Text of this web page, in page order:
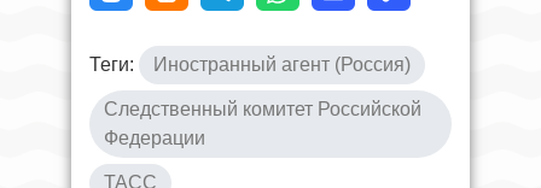
Теги: Иностранный агент (Россия)
Следственный комитет Российской
Федерации
ТАСС